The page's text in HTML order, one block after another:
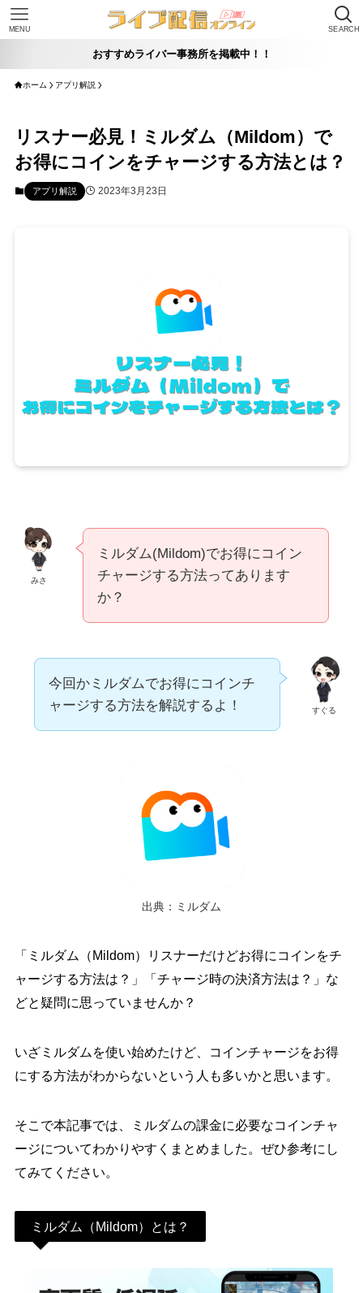
SEARCH
MENU
おすすめライバー事務所を掲載中！！
ホーム アプリ解説
リスナー必見！ミルダム（Mildom）で
お得にコインをチャージする方法とは？
アプリ解説 2023年3月23日
みさ
ミルダム(Mildom)でお得にコイン
チャージする方法ってあります
か？
すぐる
今回かミルダムでお得にコインチ
ャージする方法を解説するよ！
出典：ミルダム
「ミルダム（Mildom）リスナーだけどお得にコインをチ
ャージする方法は？」「チャージ時の決済方法は？」な
どと疑問に思っていませんか？
いざミルダムを使い始めたけど、コインチャージをお得
にする方法がわからないという人も多いかと思います。
そこで本記事では、ミルダムの課金に必要なコインチャ
ージについてわかりやすくまとめました。ぜひ参考にし
てみてください。
ミルダム（Mildom）とは？